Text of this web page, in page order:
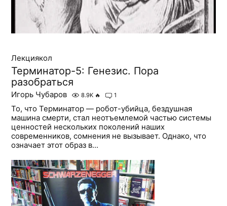
Лекциякол
Терминатор-5: Генезис. Пора
разобраться
Игорь Чубаров 8.9K 🔥 1
То, что Терминатор — робот-убийца, бездушная
машина смерти, стал неотъемлемой частью системы
ценностей нескольких поколений наших
современников, сомнения не вызывает. Однако, что
означает этот образ в...